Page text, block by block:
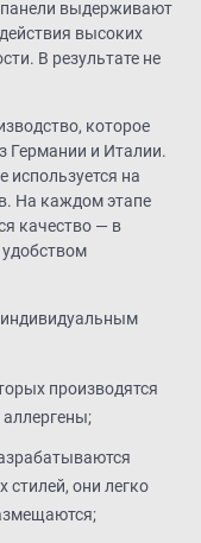
выдерживают
высоких
В результате не
которое
Германии и Италии.
на
На каждом этапе
качество — в
удобством
индивидуальным
производятся
стилей, они легко